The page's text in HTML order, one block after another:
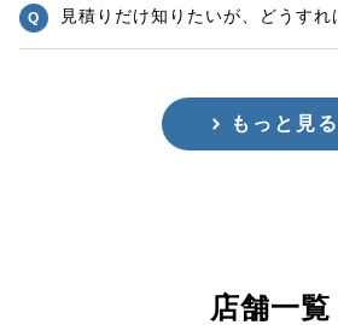
見積りだけ知りたいが、どうすれ
もっと見る
店舗一覧